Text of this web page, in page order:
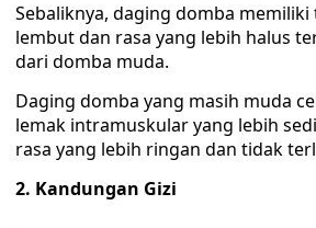
Sebaliknya, daging domba
lembut dan rasa yang lebih halus
dari domba muda.
Daging domba yang masih muda
lemak intramuskular yang lebih
rasa yang lebih ringan dan tidak
2. Kandungan Gizi